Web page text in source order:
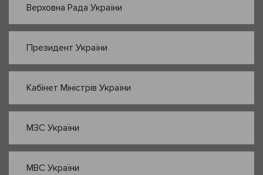
Верховна Рада України
Президент України
Кабінет Міністрів України
МЗС України
МВС України